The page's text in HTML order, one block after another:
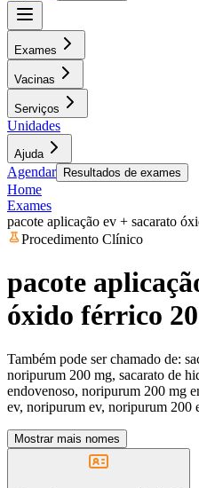
Exames
Vacinas
Serviços
Unidades
Ajuda
Agendar Resultados de exames
Home
Exames
pacote aplicação ev + sacarato
Procedimento Clínico
pacote
óxido férrico
Também pode ser chamado de:
noripurum 200 mg, sacarato de
endovenoso, noripurum 200 mg
ev, noripurum ev, noripurum 200
Mostrar mais nomes